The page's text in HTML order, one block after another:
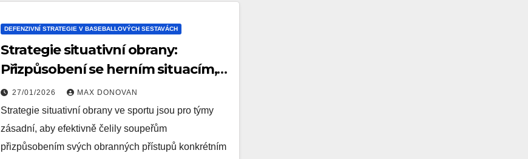
DEFENZIVNÍ STRATEGIE V BASEBALLOVÝCH SESTAVÁCH
Strategie situativní obrany:
Přizpůsobení se herním situacím,
Obranné uspořádání, Role hráčů
27/01/2026 MAX DONOVAN
Strategie situativní obrany ve sportu jsou pro týmy
zásadní, aby efektivně čelily soupeřům
přizpůsobením svých obranných přístupů konkrétním